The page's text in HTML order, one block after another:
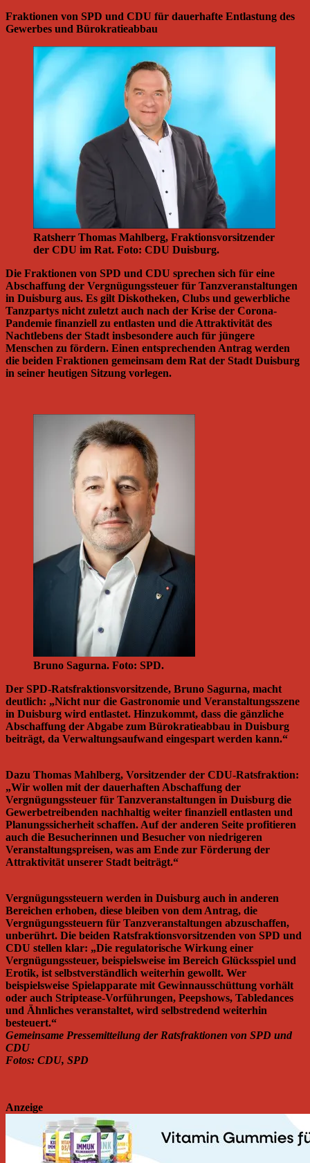
Fraktionen von SPD und CDU für dauerhafte Entlastung des
Gewerbes und Bürokratieabbau
Ratsherr Thomas Mahlberg, Fraktionsvorsitzender
der CDU im Rat. Foto: CDU Duisburg.
Die Fraktionen von SPD und CDU sprechen sich für eine
Abschaffung der Vergnügungssteuer für Tanzveranstaltungen
in Duisburg aus. Es gilt Diskotheken, Clubs und gewerbliche
Tanzpartys nicht zuletzt auch nach der Krise der Corona-
Pandemie finanziell zu entlasten und die Attraktivität des
Nachtlebens der Stadt insbesondere auch für jüngere
Menschen zu fördern. Einen entsprechenden Antrag werden
die beiden Fraktionen gemeinsam dem Rat der Stadt Duisburg
in seiner heutigen Sitzung vorlegen.
Bruno Sagurna. Foto: SPD.
Der SPD-Ratsfraktionsvorsitzende, Bruno Sagurna, macht
deutlich: „Nicht nur die Gastronomie und Veranstaltungsszene
in Duisburg wird entlastet. Hinzukommt, dass die gänzliche
Abschaffung der Abgabe zum Bürokratieabbau in Duisburg
beiträgt, da Verwaltungsaufwand eingespart werden kann.“
Dazu Thomas Mahlberg, Vorsitzender der CDU-Ratsfraktion:
„Wir wollen mit der dauerhaften Abschaffung der
Vergnügungssteuer für Tanzveranstaltungen in Duisburg die
Gewerbetreibenden nachhaltig weiter finanziell entlasten und
Planungssicherheit schaffen. Auf der anderen Seite profitieren
auch die Besucherinnen und Besucher von niedrigeren
Veranstaltungspreisen, was am Ende zur Förderung der
Attraktivität unserer Stadt beiträgt.“
Vergnügungssteuern werden in Duisburg auch in anderen
Bereichen erhoben, diese bleiben von dem Antrag, die
Vergnügungssteuern für Tanzveranstaltungen abzuschaffen,
unberührt. Die beiden Ratsfraktionsvorsitzenden von SPD und
CDU stellen klar: „Die regulatorische Wirkung einer
Vergnügungssteuer, beispielsweise im Bereich Glücksspiel und
Erotik, ist selbstverständlich weiterhin gewollt. Wer
beispielsweise Spielapparate mit Gewinnausschüttung vorhält
oder auch Striptease-Vorführungen, Peepshows, Tabledances
und Ähnliches veranstaltet, wird selbstredend weiterhin
besteuert.“
Gemeinsame Pressemitteilung der Ratsfraktionen von SPD und
CDU
Fotos: CDU, SPD
Anzeige